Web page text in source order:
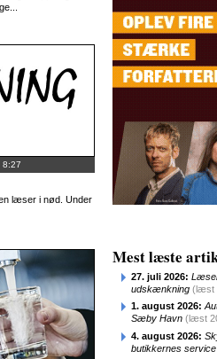
8:27
læser i nød. Under
Mest læste
27. juli 2026:
udskænkning (læst
1. august 2026:
Sæby Havn (læst
4. august 2026:
butikkernes service